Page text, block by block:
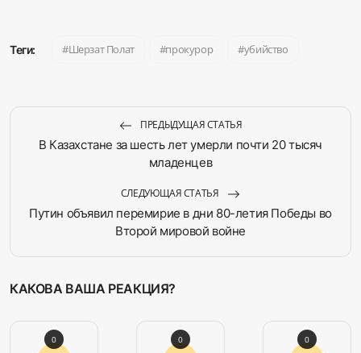
Теги: Шерзат Полат прокурор убийство
ПРЕДЫДУЩАЯ СТАТЬЯ
В Казахстане за шесть лет умерли почти 20 тысяч
младенцев
СЛЕДУЮЩАЯ СТАТЬЯ
Путин объявил перемирие в дни 80-летия Победы во
Второй мировой войне
КАКОВА ВАША РЕАКЦИЯ?
0 0 0